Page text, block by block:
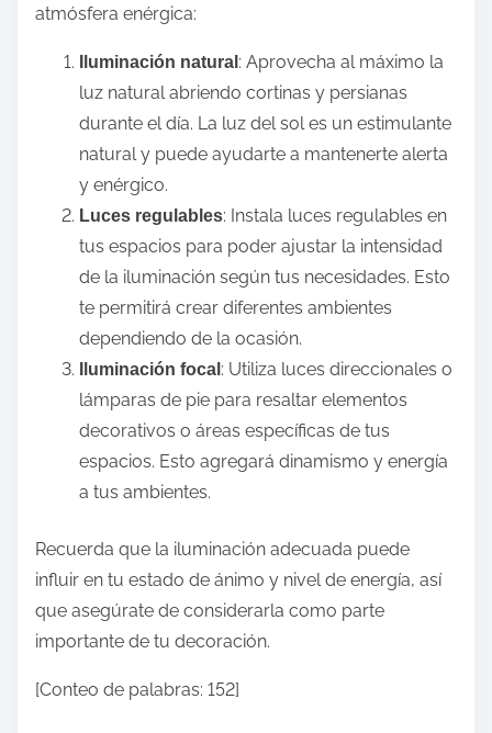
atmósfera enérgica:
Iluminación natural : Aprovecha al máximo la
luz natural abriendo cortinas y persianas
durante el día. La luz del sol es un estimulante
natural y puede ayudarte a mantenerte alerta
y enérgico.
Luces regulables: Instala luces regulables en
tus espacios para poder ajustar la intensidad
de la iluminación según tus necesidades. Esto
te permitirá crear diferentes ambientes
dependiendo de la ocasión.
Iluminación focal : Utiliza luces direccionales o
lámparas de pie para resaltar elementos
decorativos o áreas específicas de tus
espacios. Esto agregará dinamismo y energía
a tus ambientes.
Recuerda que la iluminación adecuada puede
influir en tu estado de ánimo y nivel de energía, así
que asegúrate de considerarla como parte
importante de tu decoración.
[Conteo de palabras: 152]